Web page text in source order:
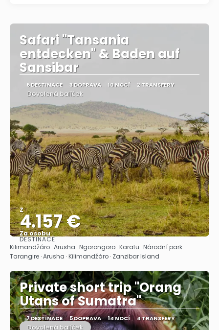
Safari "Tansania
entdecken" & Baden auf
Sansibar
6 DESTINACE 3 DOPRAVA 10 NOCÍ 2 TRANSFERY
Dovolená balíček
Z
4.157 €
Za osobu
Zobrazit
DESTINACE
Kilimandžáro · Arusha · Ngorongoro · Karatu · Národní park
Tarangire · Arusha · Kilimandžáro · Zanzibar Island
Private short trip "Orang
Utans of Sumatra"
7 DESTINACE 5 DOPRAVA 14 NOCÍ 4 TRANSFERY
Dovolená balíček